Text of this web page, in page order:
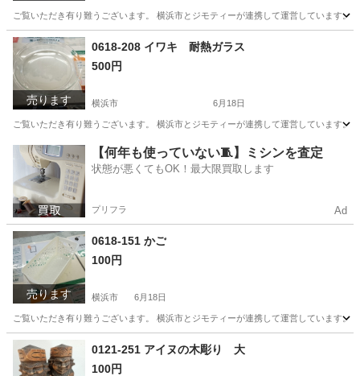
ご覧いただき有り難うございます。 横浜市とジモティーが連携して運営していま
神奈川 横浜市 リユース
売ります
0618-208 イワキ 耐熱ガラス
500円
横浜市 6月18日
ご覧いただき有り難うございます。 横浜市とジモティーが連携して運営していま
神奈川 横浜市 食器 リユース
【何年も使っていない🧵】ミシンを査定
状態が悪くてもOK！最大限買取します
プリフラ Ad
売ります
0618-151 かご
100円
横浜市 6月18日
ご覧いただき有り難うございます。 横浜市とジモティーが連携して運営していま
神奈川 横浜市 リユース
0121-251 アイヌの木彫り 大
100円